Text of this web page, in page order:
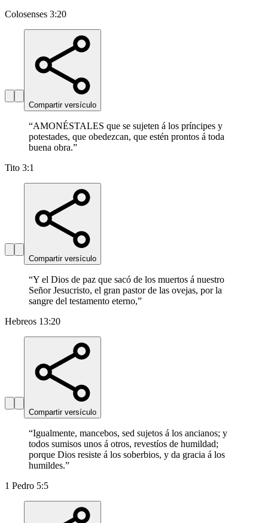
Colosenses 3:20
Compartir versículo
“AMONÉSTALES que se sujeten á los príncipes y
potestades, que obedezcan, que estén prontos á toda
buena obra.”
Tito 3:1
Compartir versículo
“Y el Dios de paz que sacó de los muertos á nuestro
Señor Jesucristo, el gran pastor de las ovejas, por la
sangre del testamento eterno,”
Hebreos 13:20
Compartir versículo
“Igualmente, mancebos, sed sujetos á los ancianos; y
todos sumisos unos á otros, revestíos de humildad;
porque Dios resiste á los soberbios, y da gracia á los
humildes.”
1 Pedro 5:5